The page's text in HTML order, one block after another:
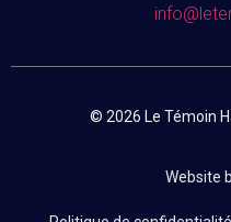
© 2026 Le Témoin
Website